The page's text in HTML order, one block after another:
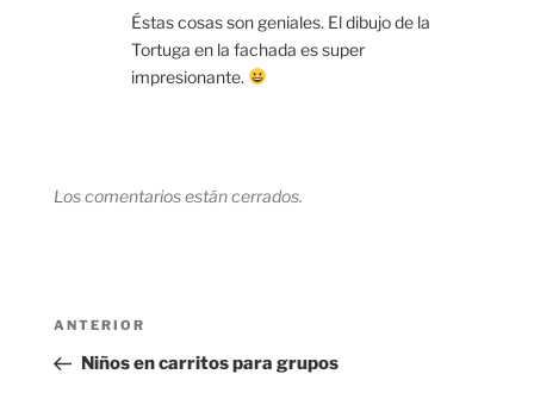
Éstas cosas son geniales. El dibujo de la
Tortuga en la fachada es super
impresionante.
Los comentarios están cerrados.
Navegación
entradas
Entrada
anterior:
ANTERIOR
Niños en carritos para grupos